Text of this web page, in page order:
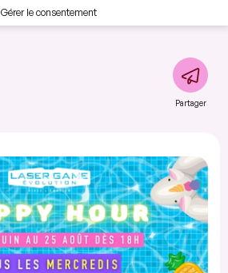
Gérer le consentement
Partager